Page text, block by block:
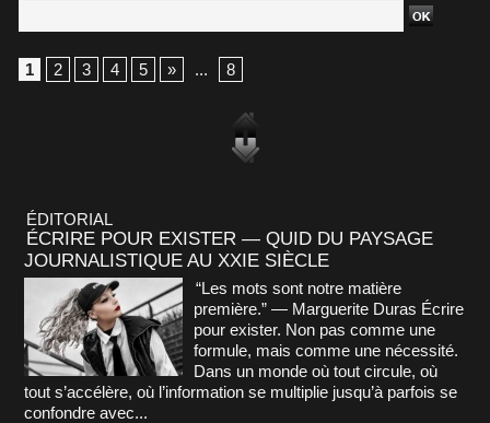
1 2 3 4 5 » ... 8
ÉDITORIAL
ÉCRIRE POUR EXISTER — QUID DU PAYSAGE
JOURNALISTIQUE AU XXIE SIÈCLE
“Les mots sont notre matière
première.” — Marguerite Duras Écrire
pour exister. Non pas comme une
formule, mais comme une nécessité.
Dans un monde où tout circule, où
tout s’accélère, où l’information se multiplie jusqu’à parfois se
confondre avec...